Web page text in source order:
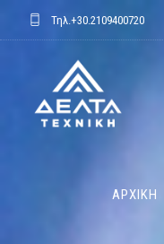
Τηλ.+30.2109400720
ΑΡΧΙΚΗ